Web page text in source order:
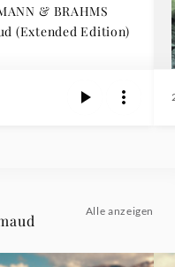
& BRAHMS
(Extended Edition)
Alle anzeigen